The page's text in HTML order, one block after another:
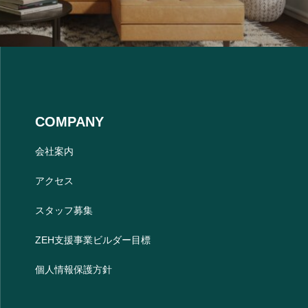
COMPANY
会社案内
アクセス
スタッフ募集
ZEH支援事業ビルダー目標
個人情報保護方針